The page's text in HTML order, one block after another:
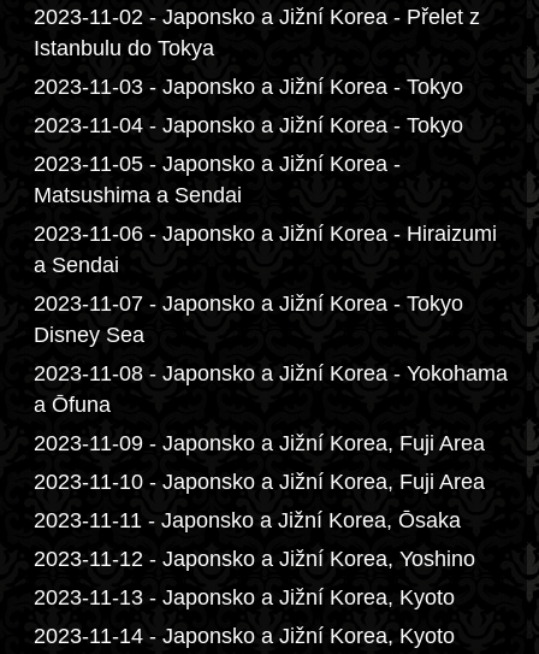
2023-11-02 - Japonsko a Jižní Korea - Přelet z
Istanbulu do Tokya
2023-11-03 - Japonsko a Jižní Korea - Tokyo
2023-11-04 - Japonsko a Jižní Korea - Tokyo
2023-11-05 - Japonsko a Jižní Korea -
Matsushima a Sendai
2023-11-06 - Japonsko a Jižní Korea - Hiraizumi
a Sendai
2023-11-07 - Japonsko a Jižní Korea - Tokyo
Disney Sea
2023-11-08 - Japonsko a Jižní Korea - Yokohama
a Ōfuna
2023-11-09 - Japonsko a Jižní Korea, Fuji Area
2023-11-10 - Japonsko a Jižní Korea, Fuji Area
2023-11-11 - Japonsko a Jižní Korea, Ōsaka
2023-11-12 - Japonsko a Jižní Korea, Yoshino
2023-11-13 - Japonsko a Jižní Korea, Kyoto
2023-11-14 - Japonsko a Jižní Korea, Kyoto